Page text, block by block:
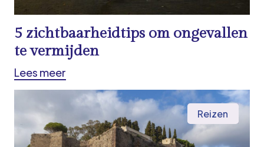
5 zichtbaarheidtips om ongevallen
te vermijden
Lees meer
Reizen